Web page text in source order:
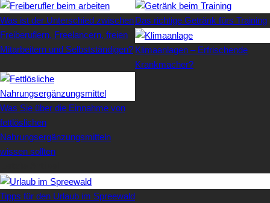
Was ist der Unterschied zwischen
Freiberuflern, Freelancern, freien
Mitarbeitern und Selbstständigen?
Das richtige Getränk fürs Training
Klimaanlagen – Erfrischende
Krankmacher?
Was Sie über die Einnahme von
fettlöslichen
Nahrungsergänzungsmitteln
wissen sollten
Tipps für den Urlaub im Spreewald